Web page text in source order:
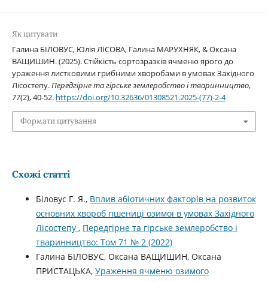
Як цитувати
Галина БІЛОВУС, Юлія ЛІСОВА, Галина МАРУХНЯК, & Оксана
ВАЩИШИН. (2025). Стійкість сортозразків ячменю ярого до
ураження листковими грибними хворобами в умовах Західного
Лісостепу.Передгірне та гірське землеробство і тваринництво,
77(2), 40-52. https://doi.org/10.32636/01308521.2025-(77)-2-4
Формати цитування
Схожі статті
Біловус Г. Я., Вплив абіотичних факторів на розвиток
основних хвороб пшениці озимої в умовах Західного
Лісостепу , Передгірне та гірське землеробство і
тваринництво: Том 71 № 2 (2022)
Галина БІЛОВУС, Оксана ВАЩИШИН, Оксана
ПРИСТАЦЬКА, Ураження ячменю озимого